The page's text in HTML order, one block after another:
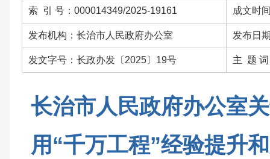
索 引 号：000014349/2025-19161 成文时
发布机构：长治市人民政府办公室 发布日
发文字号：长政办发〔2025〕19号 主 题 词
长治市人民政府办公室
用“千万工程”经验提升